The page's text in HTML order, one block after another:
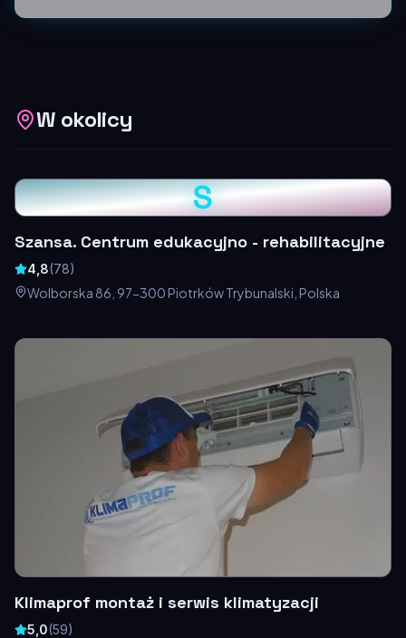
W okolicy
S
Szansa. Centrum edukacyjno - rehabilitacyjne
4,8(78)
Wolborska 86, 97-300 Piotrków Trybunalski, Polska
Klimaprof montaż i serwis klimatyzacji
5,0(59)